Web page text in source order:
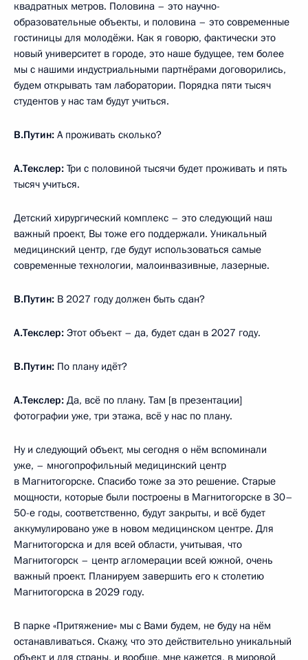
квадратных метров. Половина – это научно-
образовательные объекты, и половина – это современные
гостиницы для молодёжи. Как я говорю, фактически это
новый университет в городе, это наше будущее, тем более
мы с нашими индустриальными партнёрами договорились,
будем открывать там лаборатории. Порядка пяти тысяч
студентов у нас там будут учиться.
В.Путин: А проживать сколько?
А.Текслер: Три с половиной тысячи будет проживать и пять
тысяч учиться.
Детский хирургический комплекс – это следующий наш
важный проект, Вы тоже его поддержали. Уникальный
медицинский центр, где будут использоваться самые
современные технологии, малоинвазивные, лазерные.
В.Путин: В 2027 году должен быть сдан?
А.Текслер: Этот объект – да, будет сдан в 2027 году.
В.Путин: По плану идёт?
А.Текслер: Да, всё по плану. Там [в презентации]
фотографии уже, три этажа, всё у нас по плану.
Ну и следующий объект, мы сегодня о нём вспоминали
уже, – многопрофильный медицинский центр
в Магнитогорске. Спасибо тоже за это решение. Старые
мощности, которые были построены в Магнитогорске в 30–
50-е годы, соответственно, будут закрыты, и всё будет
аккумулировано уже в новом медицинском центре. Для
Магнитогорска и для всей области, учитывая, что
Магнитогорск – центр агломерации всей южной, очень
важный проект. Планируем завершить его к столетию
Магнитогорска в 2029 году.
В парке «Притяжение» мы с Вами будем, не буду на нём
останавливаться. Скажу, что это действительно уникальный
объект и для страны, и вообще, мне кажется, в мировой